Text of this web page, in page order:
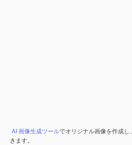
AI 画像生成ツールでオリジナル画像を作成し、
きます。